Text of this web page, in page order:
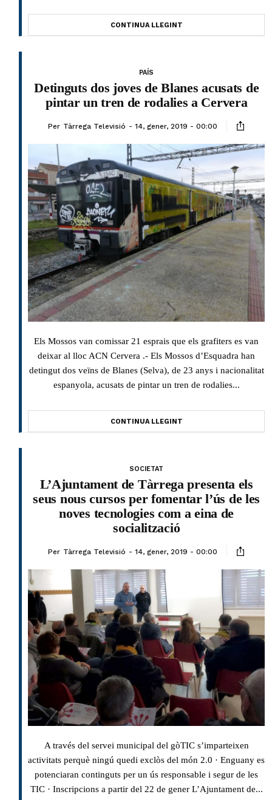
CONTINUA LLEGINT
PAÍS
Detinguts dos joves de Blanes acusats de
pintar un tren de rodalies a Cervera
Per Tàrrega Televisió 14, gener, 2019 - 00:00
Els Mossos van comissar 21 esprais que els grafiters es van
deixar al lloc ACN Cervera .- Els Mossos d’Esquadra han
detingut dos veïns de Blanes (Selva), de 23 anys i nacionalitat
espanyola, acusats de pintar un tren de rodalies...
CONTINUA LLEGINT
SOCIETAT
L’Ajuntament de Tàrrega presenta els
seus nous cursos per fomentar l’ús de les
noves tecnologies com a eina de
socialització
Per Tàrrega Televisió 14, gener, 2019 - 00:00
A través del servei municipal del gòTIC s’imparteixen
activitats perquè ningú quedi exclòs del món 2.0 · Enguany es
potenciaran continguts per un ús responsable i segur de les
TIC · Inscripcions a partir del 22 de gener L’Ajuntament de...